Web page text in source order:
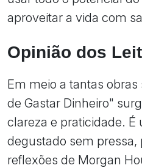
aproveitar a vida com
Opinião dos
Em meio a tantas
de Gastar Dinheiro"
clareza e praticidade. É
degustado sem pressa,
reflexões de Morgan